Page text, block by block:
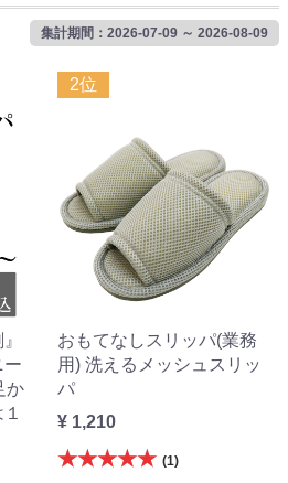
集計期間：2026-07-09 ～ 2026-08-09
ー
か
2位
おもてなしスリッパ(業務
用) 洗えるメッシュスリッ
パ
¥ 1,210
★★★★★ (1)